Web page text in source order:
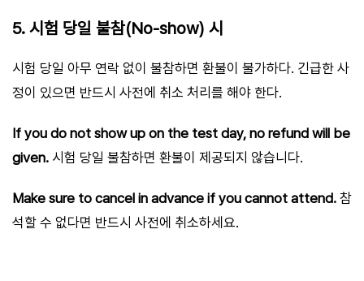
5. 시험 당일 불참(No-show) 시
시험 당일 아무 연락 없이 불참하면 환불이 불가하다. 긴급한 사
정이 있으면 반드시 사전에 취소 처리를 해야 한다.
If you do not show up on the test day, no refund will be
given. 시험 당일 불참하면 환불이 제공되지 않습니다.
Make sure to cancel in advance if you cannot attend. 참
석할 수 없다면 반드시 사전에 취소하세요.